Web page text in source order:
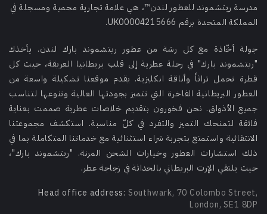
مدرسة ريتشموند للعطور لندن™، هي علامة تجارية محمية ومسجلة في
المملكة المتحدة برقم UK00004215666.
جولة أخّاذة مع كل رشة من عطور ريتشموند بارك لندن. يأخذك
"ريتشموند بارك" في رحلة عطرية إلى قلب بريطانيا العريقة، حيث كل
قطرة تحمل تراثاً وأناقة انكليزية. يقدم موقعنا تشكيلة واسعة من
العطور البريطانية الفاخرة التي تتميز بجودتها العالية وتنوعها لتناسب
جميع الأذواق. نحن فخورون بتقديم خلاصات عطرية صممت بعناية
فائقة لتمنحك التميز والتفرد في كلّ مناسبة. استكشف مجموعتنا
الانتقائية واستمتع بتجربة شراء استثنائية مع خدماتنا المتكاملة بما في
ذلك استشارات العطور وخيارات الشحن المرنة. "ريتشموند بارك"،
حيث يلتقي الإرث البريطاني بالحداثة في زجاجة عطر.
Head office address: Southwark, 70 Colombo Street,
London, SE1 8DP